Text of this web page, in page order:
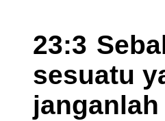
23:3
sesuatu